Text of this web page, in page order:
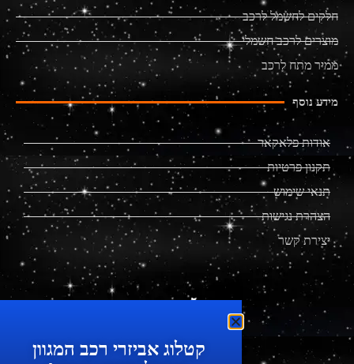
חלקים לחשמל לרכב
מוצרים לרכב חשמלי
ממיר מתח לרכב
מידע נוסף
אודות פלאקאר
תקנון פרטיות
תנאי שימוש
הצהרת נגישות
יצירת קשר
מוצרים מתקדמים לרכב
קטלוג אביזרי רכב המגוון